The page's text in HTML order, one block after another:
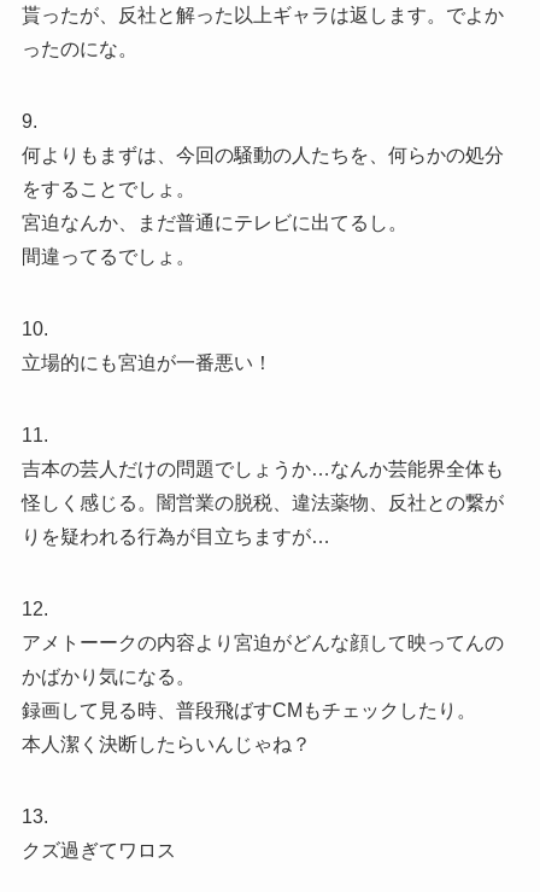
貰ったが、反社と解った以上ギャラは返します。でよか
ったのにな。
9.
何よりもまずは、今回の騒動の人たちを、何らかの処分
をすることでしょ。
宮迫なんか、まだ普通にテレビに出てるし。
間違ってるでしょ。
10.
立場的にも宮迫が一番悪い！
11.
吉本の芸人だけの問題でしょうか…なんか芸能界全体も
怪しく感じる。闇営業の脱税、違法薬物、反社との繋が
りを疑われる行為が目立ちますが…
12.
アメトーークの内容より宮迫がどんな顔して映ってんの
かばかり気になる。
録画して見る時、普段飛ばすCMもチェックしたり。
本人潔く決断したらいんじゃね？
13.
クズ過ぎてワロス